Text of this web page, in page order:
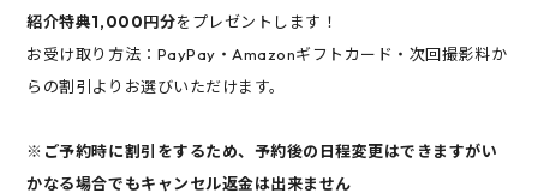
紹介特典1,000円分をプレゼントします！
お受け取り方法：PayPay・Amazonギフトカード・次回撮影料か
らの割引よりお選びいただけます。
※ご予約時に割引をするため、予約後の日程変更はできますがい
かなる場合でもキャンセル返金は出来ません